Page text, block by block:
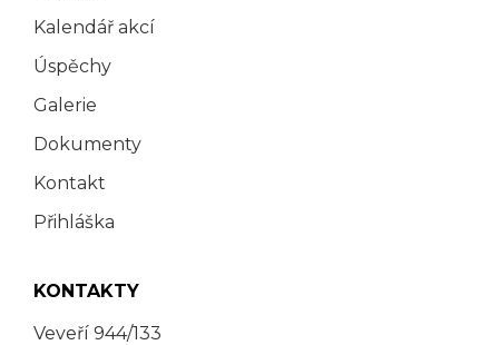
Kalendář akcí
Úspěchy
Galerie
Dokumenty
Kontakt
Přihláška
KONTAKTY
Veveří 944/133